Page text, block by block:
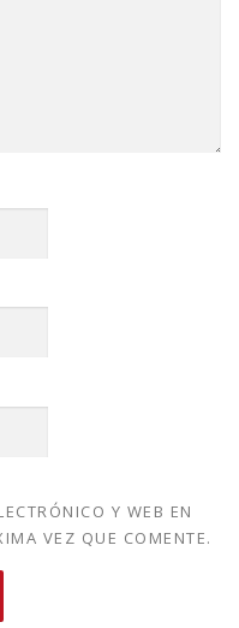
Y WEB EN
VEZ QUE COMENTE.